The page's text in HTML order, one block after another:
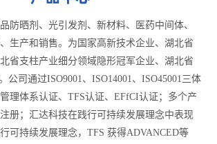
防晒剂、光引发剂、新材料、医药中间体、
生产和销售。为国家高新技术企业、湖北省
省支柱产业细分领域隐形冠军企业、湖北省
公司通过ISO9001、ISO14001、ISO45001三体
理体系认证、TFS认证、EFfCI认证；多个产
册；汇达科技在践行可持续发展理念中表现
可持续发展理念，TFS 获得ADVANCED等